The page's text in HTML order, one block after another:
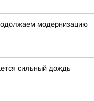
модернизацию
сильный дождь